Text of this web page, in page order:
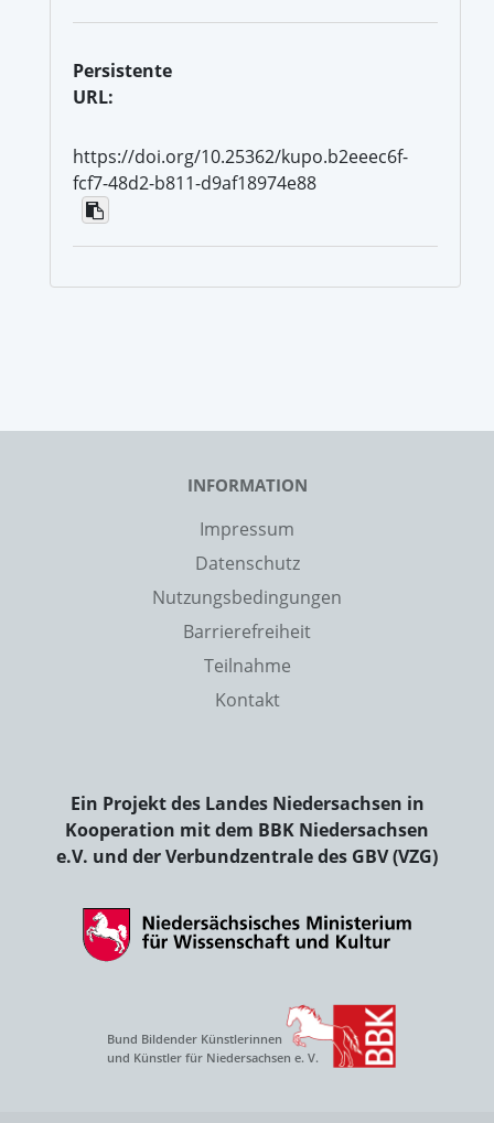
Persistente
URL:
https://doi.org/10.25362/kupo.b2eeec6f-
fcf7-48d2-b811-d9af18974e88
INFORMATION
Impressum
Datenschutz
Nutzungsbedingungen
Barrierefreiheit
Teilnahme
Kontakt
Ein Projekt des Landes Niedersachsen in
Kooperation mit dem BBK Niedersachsen
e.V. und der Verbundzentrale des GBV (VZG)
Bund Bildender Künstlerinnen
und Künstler für Niedersachsen e. V.